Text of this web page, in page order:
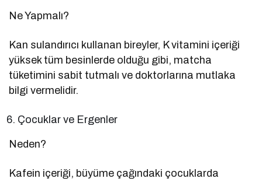
Ne Yapmalı?
Kan sulandırıcı kullanan bireyler, K vitamini içeriği
yüksek tüm besinlerde olduğu gibi, matcha
tüketimini sabit tutmalı ve doktorlarına mutlaka
bilgi vermelidir.
Çocuklar ve Ergenler
Neden?
Kafein içeriği, büyüme çağındaki çocuklarda